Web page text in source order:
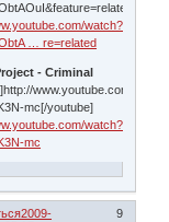
watch?
… re=related
- Criminal
www.youtube.com/
mc[/youtube]
watch?
mc
9
2009-